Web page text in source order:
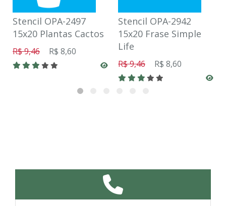
Stencil OPA-2497
15x20 Plantas Cactos
R$ 9,46 R$ 8,60
Stencil OPA-2942
15x20 Frase Simple
Life
R$ 9,46 R$ 8,60